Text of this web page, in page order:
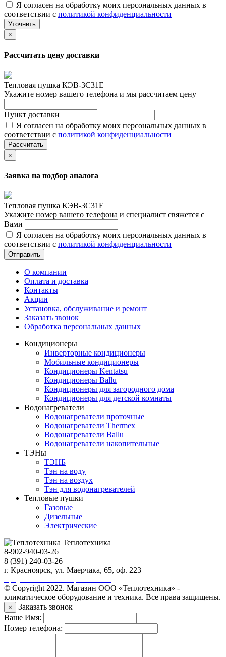
Я согласен на обработку моих персональных данных в
соответствии с политикой конфиденциальности
Уточнить
×
Рассчитать цену доставки
Тепловая пушка КЭВ-3С31Е
Укажите номер вашего телефона и мы рассчитаем цену
Пункт доставки
Я согласен на обработку моих персональных данных в
соответствии с политикой конфиденциальности
Рассчитать
×
Заявка на подбор аналога
Тепловая пушка КЭВ-3С31Е
Укажите номер вашего телефона и специалист свяжется с
Вами
Я согласен на обработку моих персональных данных в
соответствии с политикой конфиденциальности
Отправить
О компании
Оплата и доставка
Контакты
Акции
Установка, обслуживание и ремонт
Заказать звонок
Обработка персональных данных
Кондиционеры
Инверторные кондиционеры
Мобильные кондиционеры
Кондиционеры Kentatsu
Кондиционеры Ballu
Кондиционеры для загородного дома
Кондиционеры для детской комнаты
Водонагреватели
Водонагреватели проточные
Водонагреватели Thermex
Водонагреватели Ballu
Водонагреватели накопительные
ТЭНы
ТЭНБ
Тэн на воду
Тэн на воздух
Тэн для водонагревателей
Тепловые пушки
Газовые
Дизельные
Электрические
Теплотехника
8-902-940-03-26
8 (391) 240-03-26
г. Красноярск, ул. Маерчака, 65, оф. 223
© Copyright 2022. Магазин ООО «Теплотехника» -
климатическое оборудование и техника. Все права защищены.
×
Заказать звонок
Ваше Имя:
Номер телефона: